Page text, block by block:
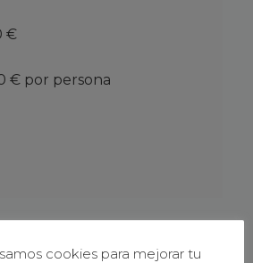
€
€ por persona
cookies para mejorar tu